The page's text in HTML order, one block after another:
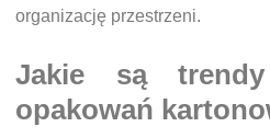
organizację przestrzeni.
Jakie są
opakowań